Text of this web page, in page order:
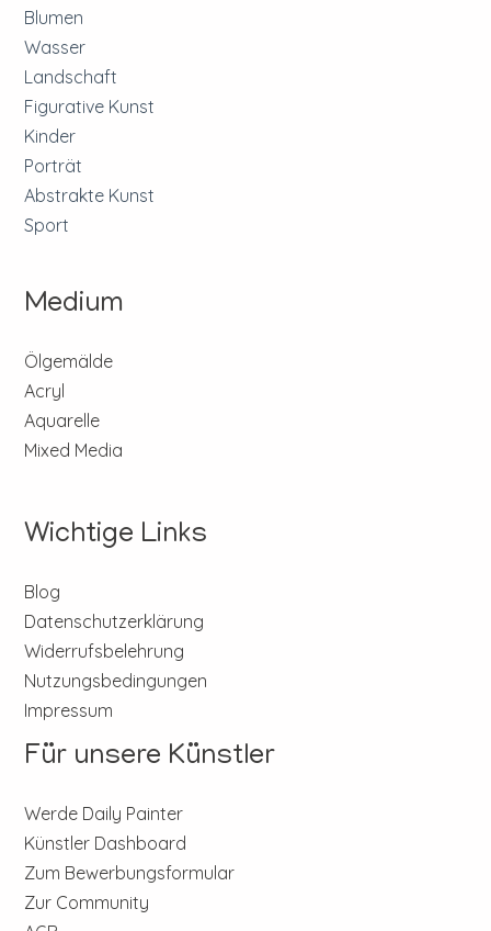
Blumen
Wasser
Landschaft
Figurative Kunst
Kinder
Porträt
Abstrakte Kunst
Sport
Medium
Ölgemälde
Acryl
Aquarelle
Mixed Media
Wichtige Links
Blog
Datenschutzerklärung
Widerrufsbelehrung
Nutzungsbedingungen
Impressum
Für unsere Künstler
Werde Daily Painter
Künstler Dashboard
Zum Bewerbungsformular
Zur Community